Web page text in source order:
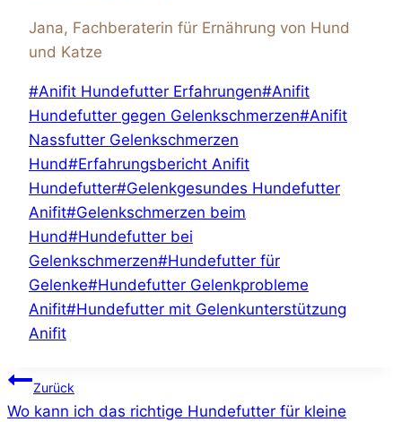
Jana, Fachberaterin für Ernährung von Hund
und Katze
Schlagworte:
#Anifit Hundefutter Erfahrungen#Anifit
Hundefutter gegen Gelenkschmerzen#Anifit
Nassfutter Gelenkschmerzen
Hund#Erfahrungsbericht Anifit
Hundefutter#Gelenkgesundes Hundefutter
Anifit#Gelenkschmerzen beim
Hund#Hundefutter bei
Gelenkschmerzen#Hundefutter für
Gelenke#Hundefutter Gelenkprobleme
Anifit#Hundefutter mit Gelenkunterstützung
Anifit
Beitragsnavigation
Zurück
Wo kann ich das richtige Hundefutter für kleine